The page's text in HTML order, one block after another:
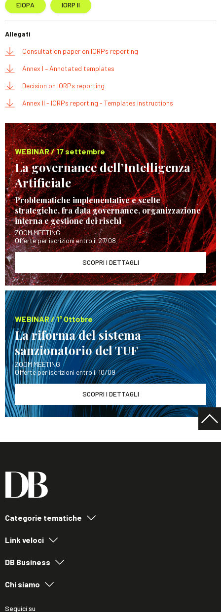
EIOPA IORP II
Allegati
Consultation paper on IORPs reporting
Annex I – Annotated templates
Decision on IORPs reporting
Annex II - IORPs reporting - Templates instructions
WEBINAR / 17 settembre
La governance dell’Intelligenza
Artificiale
Problematiche implementative e scelte
strategiche, fra data governance, organizzazione
interna e gestione dei rischi
ZOOM MEETING
Offerte per iscrizioni entro il 27/08
SCOPRI I DETTAGLI
WEBINAR / 1° Ottobre
La riforma del sistema
sanzionatorio del TUF
ZOOM MEETING
Offerte per iscrizioni entro il 10/09
SCOPRI I DETTAGLI
Categorie tematiche
Link veloci
DB Business
Chi siamo
Seguici su